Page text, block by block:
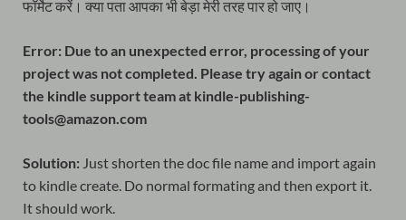
फॉर्मेट करें। क्या पता आपका भी बेड़ा मेरी तरह पार हो जाए।
Error: Due to an unexpected error, processing of your
project was not completed. Please try again or contact
the kindle support team at kindle-publishing-
tools@amazon.com
Solution: Just shorten the doc file name and import again
to kindle create. Do normal formating and then export it.
It should work.